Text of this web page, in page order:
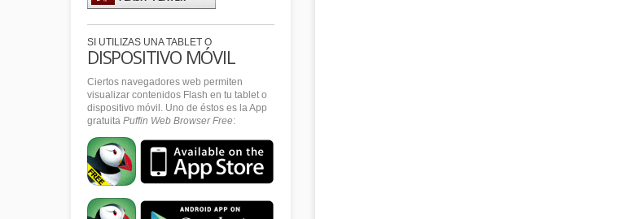
SI UTILIZAS UNA TABLET O
DISPOSITIVO MÓVIL
Ciertos navegadores web permiten
visualizar contenidos Flash en tu tablet o
dispositivo móvil. Uno de éstos es la App
gratuita Puffin Web Browser Free: